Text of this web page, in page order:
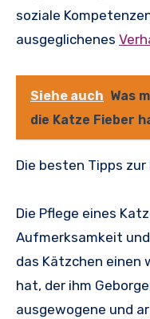
soziale
ausgeglichenes
Siehe auch Was
die Katze Fieber
Die besten Tipps
Die Pflege eines
Aufmerksamkeit
das Kätzchen einen
hat, der ihm
ausgewogene und